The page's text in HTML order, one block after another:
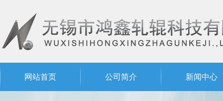
网站首页 公司简介 新闻中心